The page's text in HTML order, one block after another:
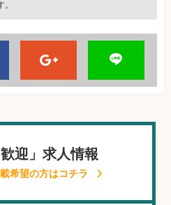
歓迎」求人情報
希望の方はコチラ